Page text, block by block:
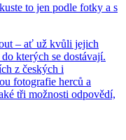
to jen podle fotky a s
– ať už kvůli jejich
kterých se dostávají.
z českých i
fotografie herců a
tři možnosti odpovědí,